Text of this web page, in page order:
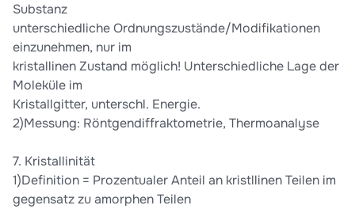
Substanz
unterschiedliche Ordnungszustände/Modifikationen
einzunehmen, nur im
kristallinen Zustand möglich! Unterschiedliche Lage der
Moleküle im
Kristallgitter, unterschl. Energie.
2)Messung: Röntgendiffraktometrie, Thermoanalyse
7. Kristallinität
1)Definition = Prozentualer Anteil an kristllinen Teilen im
gegensatz zu amorphen Teilen